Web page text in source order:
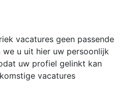
vacatures geen passende
u uit hier uw persoonlijk
uw profiel gelinkt kan
vacatures